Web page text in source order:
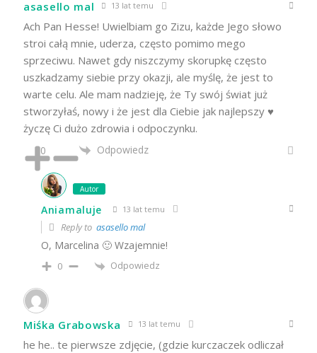
asasello mal 13 lat temu
Ach Pan Hesse! Uwielbiam go Zizu, każde Jego słowo
stroi całą mnie, uderza, często pomimo mego
sprzeciwu. Nawet gdy niszczymy skorupkę często
uszkadzamy siebie przy okazji, ale myślę, że jest to
warte celu. Ale mam nadzieję, że Ty swój świat już
stworzyłaś, nowy i że jest dla Ciebie jak najlepszy ♥
życzę Ci dużo zdrowia i odpoczynku.
0 Odpowiedz
Autor
Aniamaluje 13 lat temu
Reply to asasello mal
O, Marcelina 🙂 Wzajemnie!
0 Odpowiedz
Miśka Grabowska 13 lat temu
he he.. te pierwsze zdjęcie, (gdzie kurczaczek odliczał